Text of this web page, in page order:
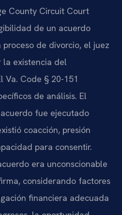
County Circuit Court
de un acuerdo
de divorcio, el juez
la existencia del
Va. Code § 20-151
de análisis. El
fue ejecutado
coacción, presión
para consentir.
era unconscionable
considerando factores
financiera adecuada